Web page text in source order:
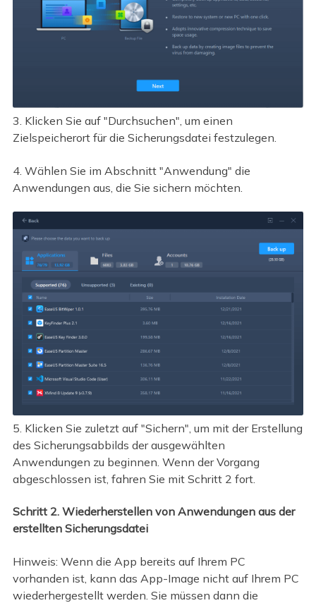
3. Klicken Sie auf "Durchsuchen", um einen
Zielspeicherort für die Sicherungsdatei festzulegen.
4. Wählen Sie im Abschnitt "Anwendung" die
Anwendungen aus, die Sie sichern möchten.
5. Klicken Sie zuletzt auf "Sichern", um mit der Erstellung
des Sicherungsabbilds der ausgewählten
Anwendungen zu beginnen. Wenn der Vorgang
abgeschlossen ist, fahren Sie mit Schritt 2 fort.
Schritt 2. Wiederherstellen von Anwendungen aus der
erstellten Sicherungsdatei
Hinweis: Wenn die App bereits auf Ihrem PC
vorhanden ist, kann das App-Image nicht auf Ihrem PC
wiederhergestellt werden. Sie müssen dann die